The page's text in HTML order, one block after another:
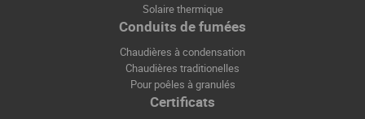
Solaire thermique
Conduits de fumées
Chaudières à condensation
Chaudières traditionelles
Pour poêles à granulés
Certificats